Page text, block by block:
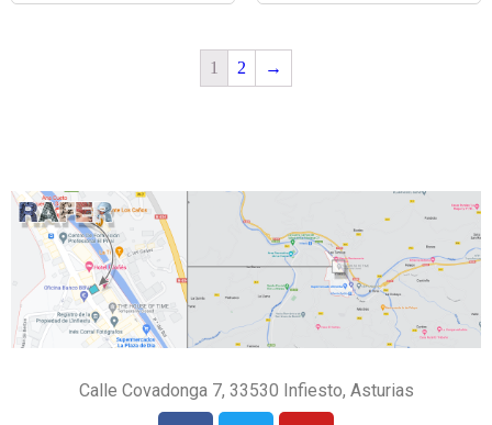
1 2 →
Calle Covadonga 7, 33530 Infiesto, Asturias